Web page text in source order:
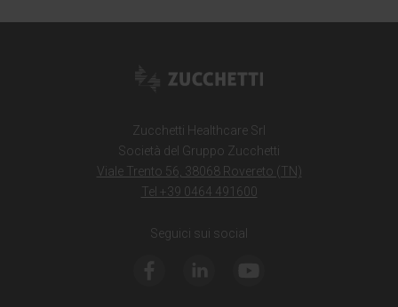
Zucchetti Healthcare Srl
Società del Gruppo Zucchetti
Viale Trento 56, 38068 Rovereto (TN)
Tel +39 0464 491600
Seguici sui social